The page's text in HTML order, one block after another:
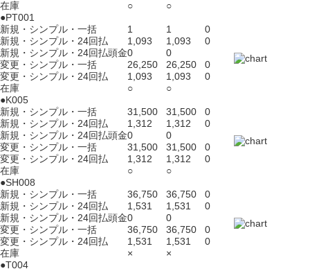
在庫
○
○
●PT001
新規・シンプル・一括
1 1
0
新規・シンプル・24回払
1,093 1,093
0
新規・シンプル・24回払頭金0
0
変更・シンプル・一括
26,250 26,250
0
変更・シンプル・24回払
1,093 1,093
0
在庫
○
○
●K005
新規・シンプル・一括
31,500 31,500
0
新規・シンプル・24回払
1,312 1,312
0
新規・シンプル・24回払頭金0
0
変更・シンプル・一括
31,500 31,500
0
変更・シンプル・24回払
1,312 1,312
0
在庫
○
○
●SH008
新規・シンプル・一括
36,750 36,750
0
新規・シンプル・24回払
1,531 1,531
0
新規・シンプル・24回払頭金0
0
変更・シンプル・一括
36,750 36,750
0
変更・シンプル・24回払
1,531 1,531
0
在庫
×
×
●T004